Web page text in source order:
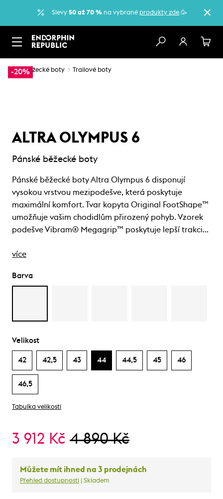
Slevy 50 až 70 % na vybrané produkty zde.🥳
-20%
… Běžecké boty Trailové boty
ALTRA OLYMPUS 6
Pánské běžecké boty
Pánské běžecké boty Altra Olympus 6 disponují
vysokou vrstvou mezipodešve, která poskytuje
maximální komfort. Tvar kopyta Original FootShape™
umožňuje vašim chodidlům přirozený pohyb. Vzorek
podešve Vibram® Megagrip™ poskytuje lepší trakci…
více
Barva
Velikost
42 42,5 43 44 44,5 45 46
46,5
Tabulka velikostí
3 912 Kč 4 890 Kč
Můžete mít ihned na 3 prodejnách
Přehled dostupnosti | Skladem